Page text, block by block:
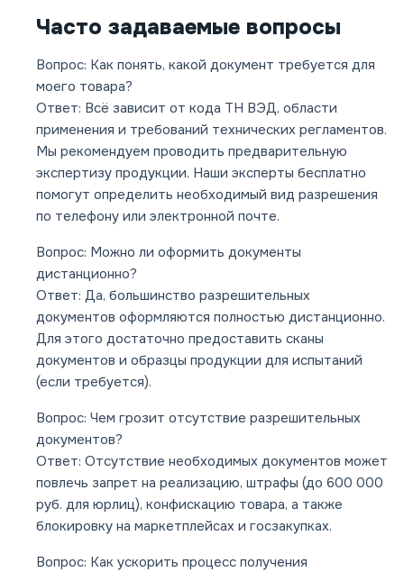
Часто задаваемые вопросы
Вопрос: Как понять, какой документ требуется для
моего товара?
Ответ: Всё зависит от кода ТН ВЭД, области
применения и требований технических регламентов.
Мы рекомендуем проводить предварительную
экспертизу продукции. Наши эксперты бесплатно
помогут определить необходимый вид разрешения
по телефону или электронной почте.
Вопрос: Можно ли оформить документы
дистанционно?
Ответ: Да, большинство разрешительных
документов оформляются полностью дистанционно.
Для этого достаточно предоставить сканы
документов и образцы продукции для испытаний
(если требуется).
Вопрос: Чем грозит отсутствие разрешительных
документов?
Ответ: Отсутствие необходимых документов может
повлечь запрет на реализацию, штрафы (до 600 000
руб. для юрлиц), конфискацию товара, а также
блокировку на маркетплейсах и госзакупках.
Вопрос: Как ускорить процесс получения